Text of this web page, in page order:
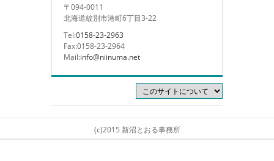
〒094-0011
北海道紋別市港町6丁目3-22
Tel:0158-23-2963
Fax:0158-23-2964
Mail:info@niinuma.net
(c)2015 新沼とおる事務所